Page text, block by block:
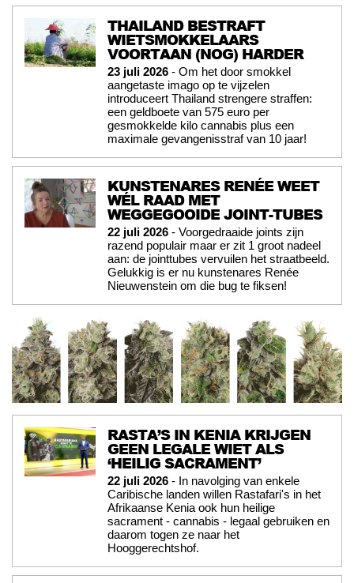
THAILAND BESTRAFT
WIETSMOKKELAARS
VOORTAAN (NOG) HARDER
23 juli 2026 - Om het door smokkel
aangetaste imago op te vijzelen
introduceert Thailand strengere straffen:
een geldboete van 575 euro per
gesmokkelde kilo cannabis plus een
maximale gevangenisstraf van 10 jaar!
KUNSTENARES RENÉE WEET
WÉL RAAD MET
WEGGEGOOIDE JOINT-TUBES
22 juli 2026 - Voorgedraaide joints zijn
razend populair maar er zit 1 groot nadeel
aan: de jointtubes vervuilen het straatbeeld.
Gelukkig is er nu kunstenares Renée
Nieuwenstein om die bug te fiksen!
RASTA’S IN KENIA KRIJGEN
GEEN LEGALE WIET ALS
‘HEILIG SACRAMENT’
22 juli 2026 - In navolging van enkele
Caribische landen willen Rastafari's in het
Afrikaanse Kenia ook hun heilige
sacrament - cannabis - legaal gebruiken en
daarom togen ze naar het
Hooggerechtshof.